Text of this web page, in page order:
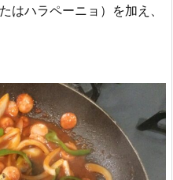
はハラペーニョ）を加え、